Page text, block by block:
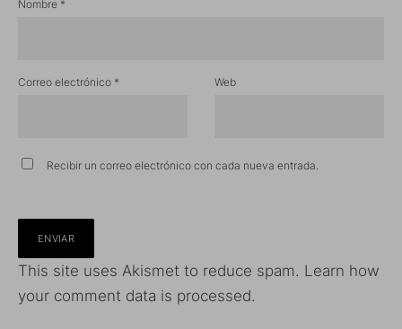
Nombre *
Correo electrónico * Web
Recibir un correo electrónico con cada nueva entrada.
This site uses Akismet to reduce spam. Learn how
your comment data is processed.